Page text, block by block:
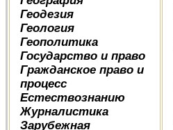
Геодезия
Геология
Геополитика
Государство и право
Гражданское право и
процесс
Естествознанию
Журналистика
Зарубежная